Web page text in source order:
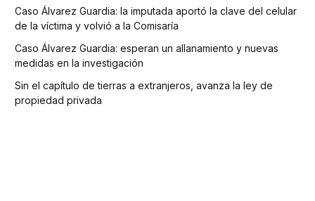
Caso Álvarez Guardia: la imputada aportó la clave del celular
de la víctima y volvió a la Comisaría
Caso Álvarez Guardia: esperan un allanamiento y nuevas
medidas en la investigación
Sin el capítulo de tierras a extranjeros, avanza la ley de
propiedad privada